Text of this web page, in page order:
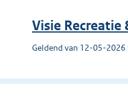
Visie Recreatie
Geldend van 12-05-2026